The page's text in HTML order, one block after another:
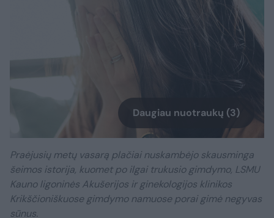
Daugiau nuotraukų (3)
Praėjusių metų vasarą plačiai nuskambėjo skausminga
šeimos istorija, kuomet po ilgai trukusio gimdymo, LSMU
Kauno ligoninės Akušerijos ir ginekologijos klinikos
Krikščioniškuose gimdymo namuose porai gimė negyvas
sūnus.